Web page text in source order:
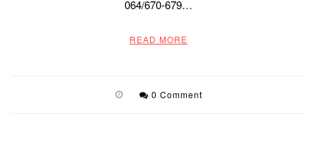
064/670-679…
READ MORE
0 Comment